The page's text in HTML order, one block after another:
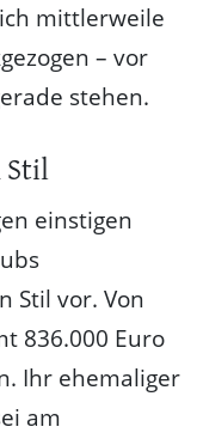
mittlerweile
– vor
stehen.
Stil
einstigen
Stil vor. Von
836.000 Euro
Ihr ehemaliger
am